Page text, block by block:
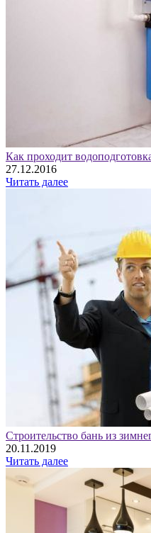
Как проходит
27.12.2016
Читать далее
Строительство бань из
20.11.2019
Читать далее